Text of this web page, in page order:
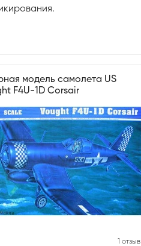
модель самолета US
F4U-1D Corsair
1 отзыв